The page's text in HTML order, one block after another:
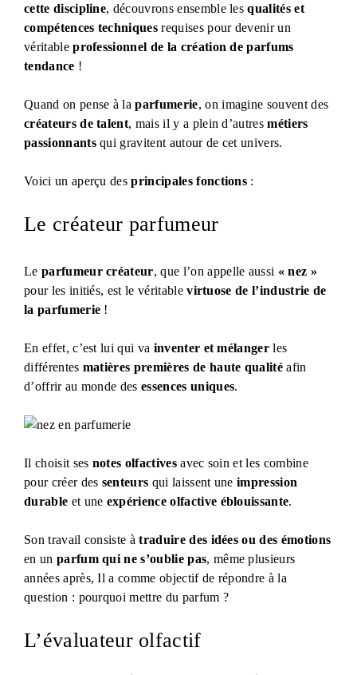
cette discipline, découvrons ensemble lesqualités et
compétences techniques requises pour devenir un
véritableprofessionnel de la création de parfums
tendance !
Quand on pense à laparfumerie, on imagine souvent des
créateurs de talent, mais il y a plein d’autresmétiers
passionnantsqui gravitent autour de cet univers.
Voici un aperçu desprincipales fonctions :
Le créateur parfumeur
Le parfumeur créateur, que l’on appelle aussi « nez »
pour les initiés, est le véritablevirtuose de l’industrie de
la parfumerie !
En effet, c’est lui qui va inventer et mélanger les
différentes matières premières de haute qualité afin
d’offrir au monde desessences uniques.
Il choisit ses notes olfactivesavec soin et les combine
pour créer des senteurs qui laissent uneimpression
durable et une expérience olfactive éblouissante.
Son travail consiste àtraduire des idées ou des émotions
en un parfum qui ne s’oublie pas, même plusieurs
années après, Il a comme objectif de répondre à la
question : pourquoi mettre du parfum ?
L’évaluateur olfactif